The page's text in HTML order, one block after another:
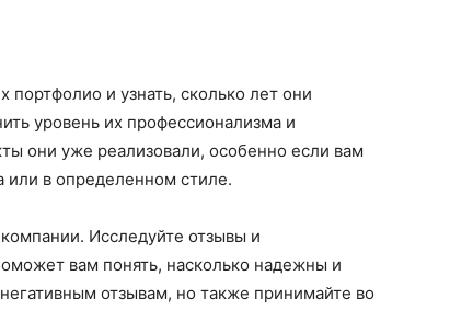
и узнать, сколько лет они
уровень их профессионализма и
они уже реализовали, особенно если вам
в определенном стиле.
Исследуйте отзывы и
вам понять, насколько надежны и
отзывам, но также принимайте во